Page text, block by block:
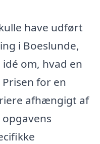
have udført
i Boeslunde,
om, hvad en
for en
afhængigt af